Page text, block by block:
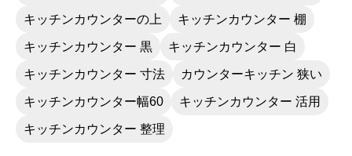
キッチンカウンターの上 キッチンカウンター 棚
キッチンカウンター 黒 キッチンカウンター 白
キッチンカウンター 寸法 カウンターキッチン 狭い
キッチンカウンター幅60 キッチンカウンター 活用
キッチンカウンター 整理